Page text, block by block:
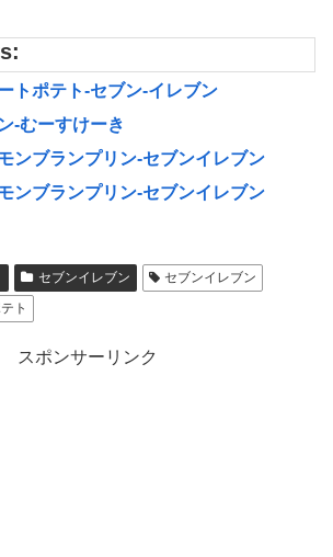
トポテト-セブン-イレブン
-むーすけーき
ンブランプリン-セブンイレブン
ンブランプリン-セブンイレブン
セブンイレブン
セブンイレブン
ト
スポンサーリンク